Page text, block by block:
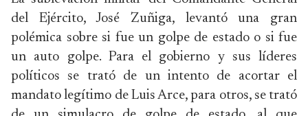
del Ejército, José Zuñiga, levantó una gran
polémica sobre si fue un golpe de estado o si fue
un auto golpe. Para el gobierno y sus líderes
políticos se trató de un intento de acortar el
mandato legítimo de Luis Arce, para otros, se trató